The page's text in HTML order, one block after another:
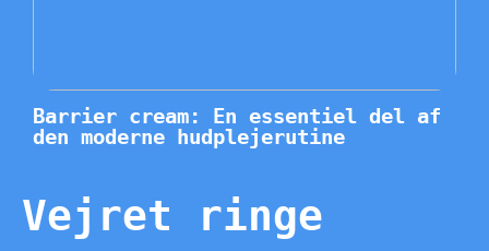
Barrier cream: En essentiel del af
den moderne hudplejerutine
Vejret ringe